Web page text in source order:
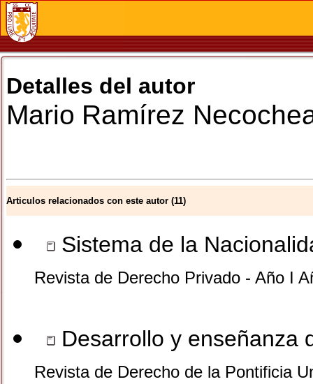
Detalles del autor
Mario Ramírez
Articulos relacionados con este autor (11)
Sistema de la
Revista de Derecho Privado - Año I
Desarrollo y enseñanza
Revista de Derecho de la Pontificia